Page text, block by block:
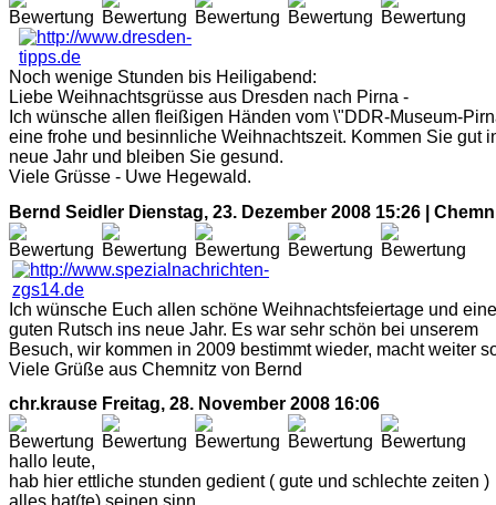
Noch wenige Stunden bis Heiligabend:
Liebe Weihnachtsgrüsse aus Dresden nach Pirna -
Ich wünsche allen fleißigen Händen vom \"DDR-Museum-
eine frohe und besinnliche Weihnachtszeit. Kommen Sie gut
neue Jahr und bleiben Sie gesund.
Viele Grüsse - Uwe Hegewald.
Bernd Seidler Dienstag, 23. Dezember 2008 15:26 |
Ich wünsche Euch allen schöne Weihnachtsfeiertage und
guten Rutsch ins neue Jahr. Es war sehr schön bei unserem
Besuch, wir kommen in 2009 bestimmt wieder, macht weiter
Viele Grüße aus Chemnitz von Bernd
chr.krause Freitag, 28. November 2008 16:06
hallo leute,
hab hier ettliche stunden gedient ( gute und schlechte zeiten )